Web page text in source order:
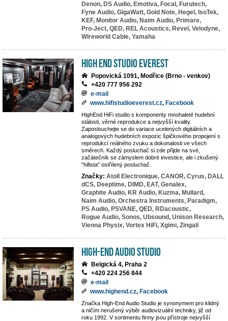
Denon, DS Audio, Emotiva, Focal, Furutech,
Fyne Audio, GigaWatt, Gold Note, Hegel, IsoTek,
KEF, Monitor Audio, Naim Audio, Primare,
Pro-Ject, QED, REL Acoustics, Revel, Velodyne,
Wireworld Cable, Yamaha
High End Studio EVEREST
Popovická 1091, Modřice (Brno - venkov)
+420 777 956 292
e-mail
www.hifistudioeverest.cz, Facebook
HighEnd HiFi studio s komponenty mnohaleté hudební
stálosti, věrné reprodukce a nejvyšší kvality.
Zaposlouchejte se do variace ucelených digitálních a
analogových hudebních expozic špičkového propojení s
reprodukcí reálného zvuku a dokonalosti ve všech
směrech. Každý posluchač si zde přijde na své,
začátečník se zámyslem dobré investice, ale i zkušený
"hifista" ostřílený posluchač.
Značky: Atoll Electronique, CANOR, Cyrus, DALI,
dCS, Deeptime, DIMD, EAT, Genalex,
Graphite Audio, KR Audio, Kuzma, Mullard,
Naim Audio, Orchestra Instruments, Paradigm,
PS Audio, PSVANE, QED, RDacoustic,
Rogue Audio, Sonos, Ubsound, Unison Research,
Vienna Physix, Vortex HiFi, Xgimi, Zingali
High-End Audio Studio
Belgická 4, Praha 2
+420 224 256 844
e-mail
www.highend.cz, Facebook
Značka High-End Audio Studio je synonymem pro klidný
a ničím nerušený výběr audiovizuální techniky, již od
roku 1992. V sortimentu firmy jsou přístroje nejvyšší